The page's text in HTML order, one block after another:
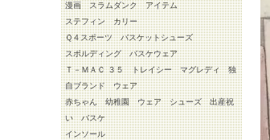
漫画 スラムダンク アイテム
ステフィン カリー
Ｑ４スポーツ バスケットシューズ
スポルディング バスケウェア
Ｔ－ＭＡＣ ３５ トレイシー マグレディ 独
自ブランド ウェア
赤ちゃん 幼稚園 ウェア シューズ 出産祝
い バスケ
インソール